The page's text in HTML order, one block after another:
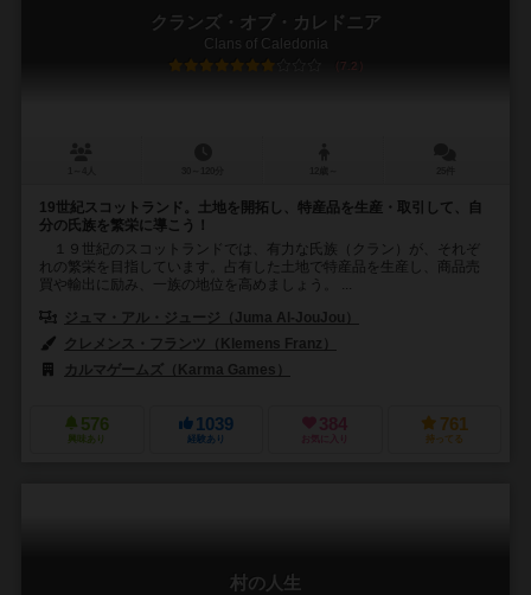
クランズ・オブ・カレドニア
Clans of Caledonia
7.2
19世紀スコットランド。土地を開拓し、特産品を生産・取引して、自
分の氏族を繁栄に導こう！
１９世紀のスコットランドでは、有力な氏族（クラン）が、それぞ
れの繁栄を目指しています。占有した土地で特産品を生産し、商品売
買や輸出に励み、一族の地位を高めましょう。 ...
ジュマ・アル・ジュージ（Juma Al-JouJou）
クレメンス・フランツ（Klemens Franz）
カルマゲームズ（Karma Games）
576
興味あり
1039
経験あり
384
お気に入り
761
持ってる
村の人生